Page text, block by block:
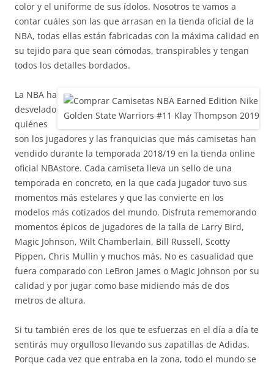
color y el uniforme de sus ídolos. Nosotros te vamos a
contar cuáles son las que arrasan en la tienda oficial de la
NBA, todas ellas están fabricadas con la máxima calidad en
su tejido para que sean cómodas, transpirables y tengan
todos los detalles bordados.
La NBA ha
desvelado
quiénes
son los jugadores y las franquicias que más camisetas han
vendido durante la temporada 2018/19 en la tienda online
oficial NBAstore. Cada camiseta lleva un sello de una
temporada en concreto, en la que cada jugador tuvo sus
momentos más estelares y que las convierte en los
modelos más cotizados del mundo. Disfruta rememorando
momentos épicos de jugadores de la talla de Larry Bird,
Magic Johnson, Wilt Chamberlain, Bill Russell, Scotty
Pippen, Chris Mullin y muchos más. No es casualidad que
fuera comparado con LeBron James o Magic Johnson por su
calidad y por jugar como base midiendo más de dos
metros de altura.
Si tu también eres de los que te esfuerzas en el día a día te
sentirás muy orgulloso llevando sus zapatillas de Adidas.
Porque cada vez que entraba en la zona, todo el mundo se